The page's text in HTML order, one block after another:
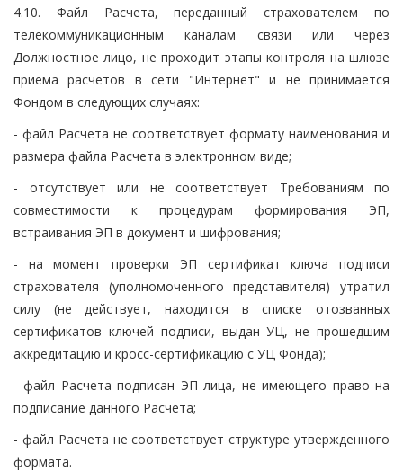
4.10. Файл Расчета, переданный страхователем по
телекоммуникационным каналам связи или через
Должностное лицо, не проходит этапы контроля на шлюзе
приема расчетов в сети "Интернет" и не принимается
Фондом в следующих случаях:
- файл Расчета не соответствует формату наименования и
размера файла Расчета в электронном виде;
- отсутствует или не соответствует Требованиям по
совместимости к процедурам формирования ЭП,
встраивания ЭП в документ и шифрования;
- на момент проверки ЭП сертификат ключа подписи
страхователя (уполномоченного представителя) утратил
силу (не действует, находится в списке отозванных
сертификатов ключей подписи, выдан УЦ, не прошедшим
аккредитацию и кросс-сертификацию с УЦ Фонда);
- файл Расчета подписан ЭП лица, не имеющего право на
подписание данного Расчета;
- файл Расчета не соответствует структуре утвержденного
формата.